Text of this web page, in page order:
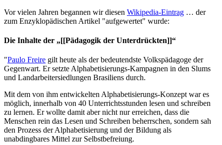
Vor vielen Jahren begannen wir diesen Wikipedia-Eintrag … der
zum Enzyklopädischen Artikel "aufgewertet" wurde:
Die Inhalte der „[[Pädagogik der Unterdrückten]]“
"Paulo Freire gilt heute als der bedeutendste Volkspädagoge der
Gegenwart. Er setzte Alphabetisierungs-Kampagnen in den Slums
und Landarbeitersiedlungen Brasiliens durch.
Mit dem von ihm entwickelten Alphabetisierungs-Konzept war es
möglich, innerhalb von 40 Unterrichtsstunden lesen und schreiben
zu lernen. Er wollte damit aber nicht nur erreichen, dass die
Menschen rein das Lesen und Schreiben beherrschen, sondern sah
den Prozess der Alphabetisierung und der Bildung als
unabdingbares Mittel zur Selbstbefreiung.